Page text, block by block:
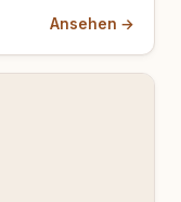
Ansehen →